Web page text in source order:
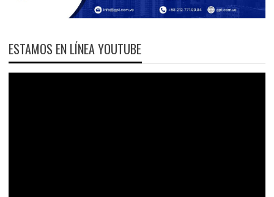
ESTAMOS EN LÍNEA YOUTUBE